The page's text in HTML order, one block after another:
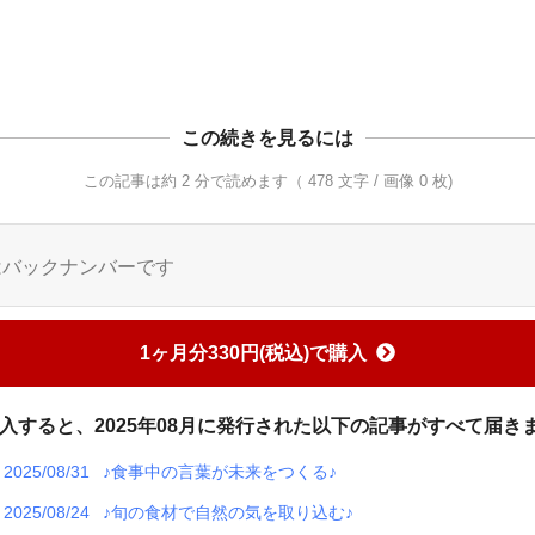
この続きを見るには
この記事は約 2 分で読めます（ 478 文字 / 画像 0 枚)
ックナンバーです
1ヶ月分330円(税込)で購入
すると、2025年08月に発行された以下の記事がすべて届き
2025/08/31 ♪食事中の言葉が未来をつくる♪
2025/08/24 ♪旬の食材で自然の気を取り込む♪